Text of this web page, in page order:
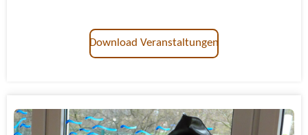
Download Veranstaltungen